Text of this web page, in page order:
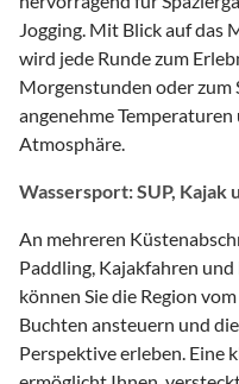
Jogging. Mit Blick auf das
wird jede Runde zum
Morgenstunden oder zum
angenehme
Atmosphäre.
Wassersport: SUP, Kajak
An mehreren
Paddling, Kajakfahren
können Sie die Region
Buchten ansteuern und
Perspektive erleben. Eine